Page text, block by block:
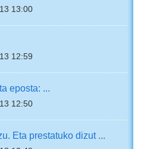
13:00
12:59
eposta: ...
12:50
Eta prestatuko dizut ...